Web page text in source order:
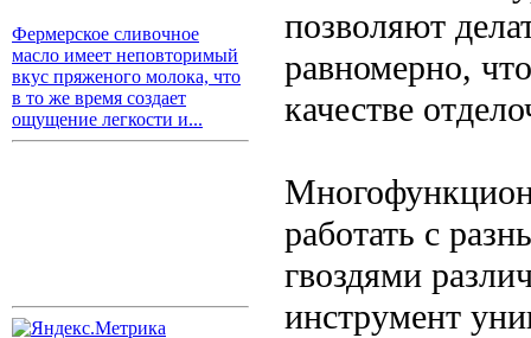
Фермерское сливочное
масло имеет неповторимый
вкус пряженого молока, что
в то же время создает
ощущение легкости и...
позволяют
равномерно,
качестве
работать с
гвоздями
инструмент